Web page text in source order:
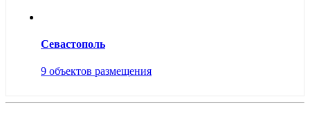
Севастополь
9 объектов размещения